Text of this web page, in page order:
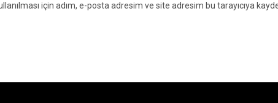
için adım, e-posta adresim ve site adresim bu tarayıcıya